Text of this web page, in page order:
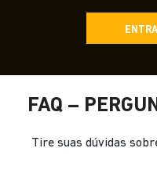
FAQ –
Tire suas dúvidas